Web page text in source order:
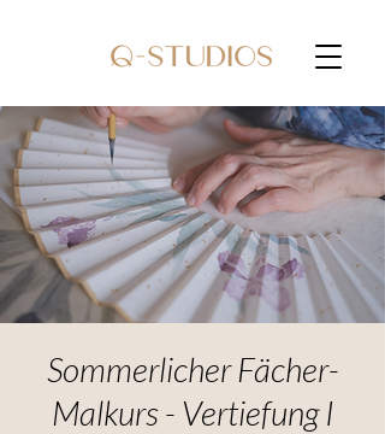
Sommerlicher Fächer-
Malkurs - Vertiefung I